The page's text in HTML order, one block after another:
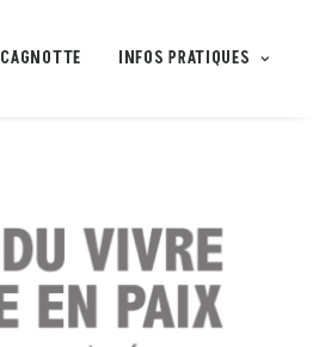
CAGNOTTE INFOS PRATIQUES